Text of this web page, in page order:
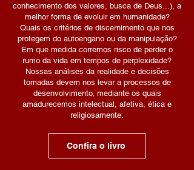
conhecimento dos valores, busca de Deus...), a
melhor forma de evoluir em humanidade?
Quais os critérios de discernimento que nos
protegem do autoengano ou da manipulação?
Em que medida corremos risco de perder o
rumo da vida em tempos de perplexidade?
Nossas análises da realidade e decisões
tomadas devem nos levar a processos de
desenvolvimento, mediante os quais
amadurecemos intelectual, afetiva, ética e
religiosamente.
Confira o livro